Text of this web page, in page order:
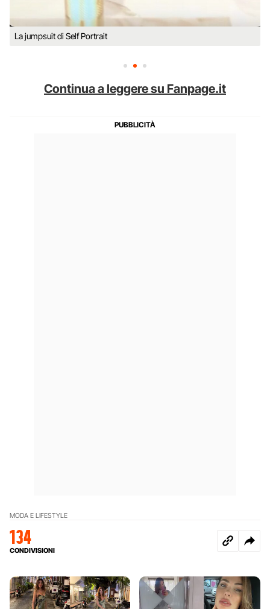
La jumpsuit di Self Portrait
Continua a leggere su Fanpage.it
MODA E LIFESTYLE
134
CONDIVISIONI